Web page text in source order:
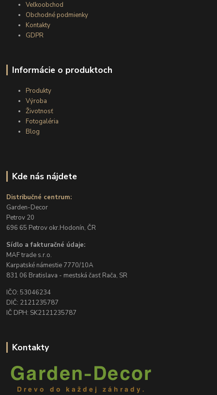
Veľkoobchod
Obchodné podmienky
Kontakty
GDPR
Informácie o produktoch
Produkty
Výroba
Životnosť
Fotogaléria
Blog
Kde nás nájdete
Distribučné centrum:
Garden-Decor
Petrov 20
696 65 Petrov okr.Hodonín, ČR
Sídlo a fakturačné údaje:
MAF trade s.r.o.
Karpatské námestie 7770/10A
831 06 Bratislava - mestská časť Rača, SR
IČO: 53046234
DIČ: 2121235787
IČ DPH: SK2121235787
Kontakty